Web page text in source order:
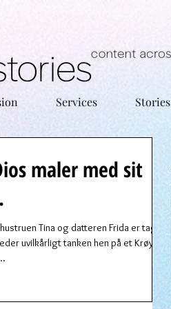
Services Stories
maler med sit
Tina og datteren Frida er taget
uvilkårligt tanken hen på et Krøyer-